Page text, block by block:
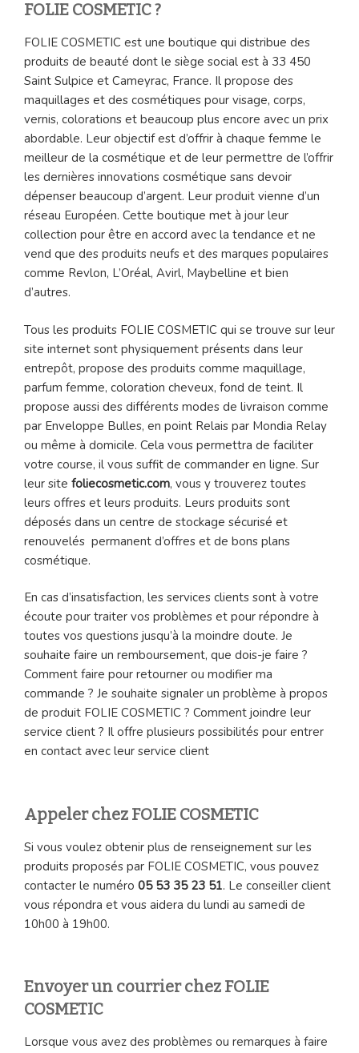
FOLIE COSMETIC ?
FOLIE COSMETIC est une boutique qui distribue des
produits de beauté dont le siège social est à 33 450
Saint Sulpice et Cameyrac, France. Il propose des
maquillages et des cosmétiques pour visage, corps,
vernis, colorations et beaucoup plus encore avec un prix
abordable. Leur objectif est d’offrir à chaque femme le
meilleur de la cosmétique et de leur permettre de l’offrir
les dernières innovations cosmétique sans devoir
dépenser beaucoup d’argent. Leur produit vienne d’un
réseau Européen. Cette boutique met à jour leur
collection pour être en accord avec la tendance et ne
vend que des produits neufs et des marques populaires
comme Revlon, L’Oréal, Avirl, Maybelline et bien
d’autres.
Tous les produits FOLIE COSMETIC qui se trouve sur leur
site internet sont physiquement présents dans leur
entrepôt, propose des produits comme maquillage,
parfum femme, coloration cheveux, fond de teint. Il
propose aussi des différents modes de livraison comme
par Enveloppe Bulles, en point Relais par Mondia Relay
ou même à domicile. Cela vous permettra de faciliter
votre course, il vous suffit de commander en ligne. Sur
leur site foliecosmetic.com, vous y trouverez toutes
leurs offres et leurs produits. Leurs produits sont
déposés dans un centre de stockage sécurisé et
renouvelés permanent d’offres et de bons plans
cosmétique.
En cas d’insatisfaction, les services clients sont à votre
écoute pour traiter vos problèmes et pour répondre à
toutes vos questions jusqu’à la moindre doute. Je
souhaite faire un remboursement, que dois-je faire ?
Comment faire pour retourner ou modifier ma
commande ? Je souhaite signaler un problème à propos
de produit FOLIE COSMETIC ? Comment joindre leur
service client ? Il offre plusieurs possibilités pour entrer
en contact avec leur service client
Appeler chez FOLIE COSMETIC
Si vous voulez obtenir plus de renseignement sur les
produits proposés par FOLIE COSMETIC, vous pouvez
contacter le numéro 05 53 35 23 51. Le conseiller client
vous répondra et vous aidera du lundi au samedi de
10h00 à 19h00.
Envoyer un courrier chez FOLIE
COSMETIC
Lorsque vous avez des problèmes ou remarques à faire